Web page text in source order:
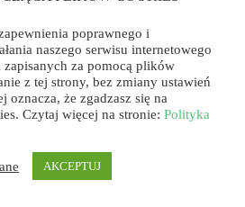
odcieniami różu, czerwieni
przy tym stosunkowo
doniczkowa, która
w mniej
poprawnego i
naszego serwisu internetowego
za pomocą plików
z tej strony, bez zmiany ustawień
oznacza, że zgadzasz się na
Czytaj więcej na stronie: Polityka
AKCEPTUJ